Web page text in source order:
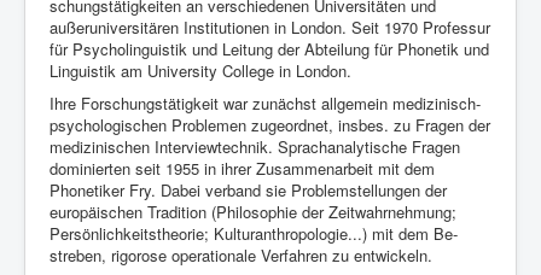
schungstätigkeiten an ver­schiedenen Univer­sitäten und
außeruniver­sitären Institutionen in London. Seit 1970 Professur
für Psycholingui­stik und Leitung der Abtei­lung für Pho­netik und
Lin­guistik am University College in London.
Ihre Forschungstätigkeit war zunächst allgemein me­dizinisch-
psychologischen Problemen zuge­ordnet, insbes. zu Fragen der
medi­zinischen In­terviewtechnik. Sprachana­lytische Fragen
domi­nierten seit 1955 in ihrer Zusam­menarbeit mit dem
Phonetiker Fry. Da­bei verband sie Pro­blemstellungen der
europä­ischen Tradition (Phi­losophie der Zeitwahrnehmung;
Persönlichkeits­theorie; Kulturan­thropologie...) mit dem Be­
streben, rigorose operationale Verfahren zu entwickeln.